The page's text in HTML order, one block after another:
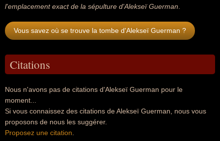
l'emplacement exact de la sépulture d'Alekseï Guerman
Vous savez où se trouve la tombe d'Alekseï Guerman ?
Citations
Nous n'avons pas de citations d'Alekseï Guerman pour le
moment...
Si vous connaissez des citations de Alekseï Guerman, nous vous
proposons de nous les suggérer.
Proposez une citation